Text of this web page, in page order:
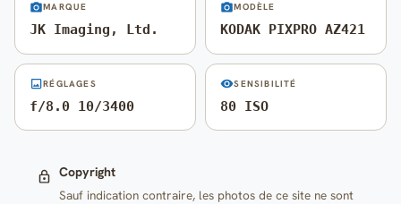
MARQUE
JK Imaging, Ltd.
MODÈLE
KODAK PIXPRO AZ421
RÉGLAGES
f/8.0 10/3400
SENSIBILITÉ
80 ISO
Copyright
Sauf indication contraire, les photos de ce site ne sont